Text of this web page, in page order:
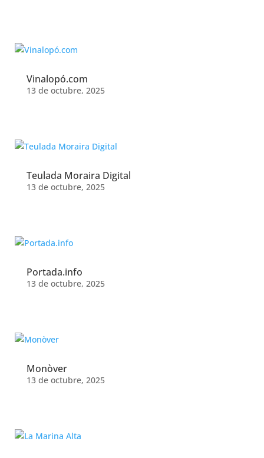
Vinalopó.com
13 de octubre, 2025
Teulada Moraira Digital
13 de octubre, 2025
Portada.info
13 de octubre, 2025
Monòver
13 de octubre, 2025